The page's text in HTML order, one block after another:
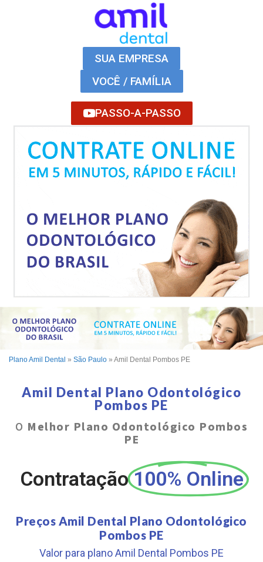
SUA EMPRESA
VOCÊ / FAMÍLIA
PASSO-A-PASSO
Plano Amil Dental » São Paulo » Amil Dental Pombos PE
Amil Dental Plano Odontológico
Pombos PE
O Melhor Plano Odontológico Pombos
PE
Contratação 100% Online
Preços Amil Dental Plano Odontológico
Pombos PE
Valor para plano Amil Dental Pombos PE